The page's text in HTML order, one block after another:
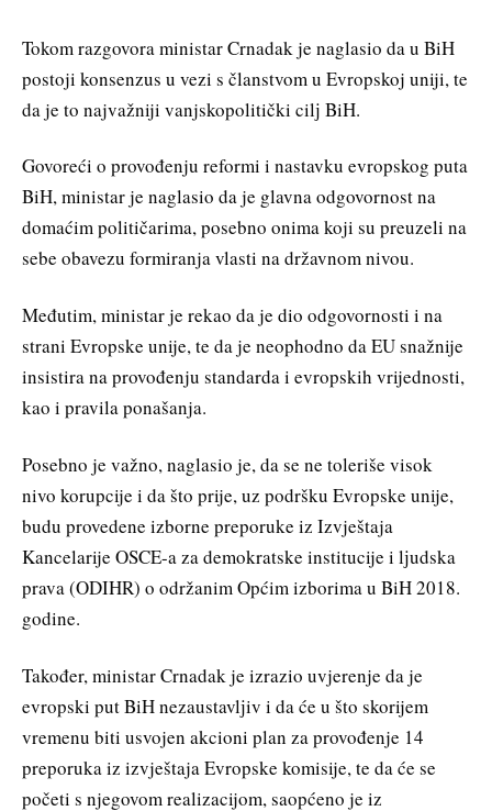
Tokom razgovora ministar Crnadak je naglasio da u BiH
postoji konsenzus u vezi s članstvom u Evropskoj uniji, te
da je to najvažniji vanjskopolitički cilј BiH.
Govoreći o provođenju reformi i nastavku evropskog puta
BiH, ministar je naglasio da je glavna odgovornost na
domaćim političarima, posebno onima koji su preuzeli na
sebe obavezu formiranja vlasti na državnom nivou.
Međutim, ministar je rekao da je dio odgovornosti i na
strani Evropske unije, te da je neophodno da EU snažnije
insistira na provođenju standarda i evropskih vrijednosti,
kao i pravila ponašanja.
Posebno je važno, naglasio je, da se ne toleriše visok
nivo korupcije i da što prije, uz podršku Evropske unije,
budu provedene izborne preporuke iz Izvještaja
Kancelarije OSCE-a za demokratske institucije i lјudska
prava (ODIHR) o održanim Općim izborima u BiH 2018.
godine.
Također, ministar Crnadak je izrazio uvjerenje da je
evropski put BiH nezaustavlјiv i da će u što skorijem
vremenu biti usvojen akcioni plan za provođenje 14
preporuka iz izvještaja Evropske komisije, te da će se
početi s njegovom realizacijom, saopćeno je iz